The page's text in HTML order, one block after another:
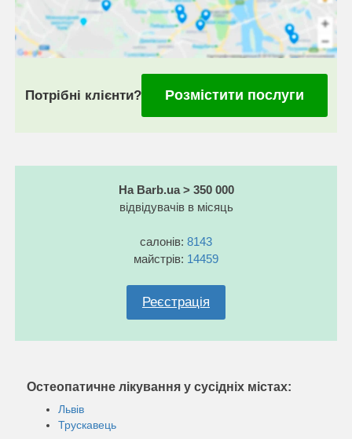
Потрібні клієнти? Розмістити послуги
На Barb.ua > 350 000
відвідувачів в місяць
салонів: 8143
майстрів: 14459
Реєстрація
Остеопатичне лікування у сусідніх містах:
Львів
Трускавець